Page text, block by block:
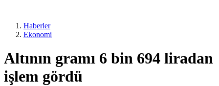
Haberler
Ekonomi
Altının gramı 6 bin 694 liradan
işlem gördü